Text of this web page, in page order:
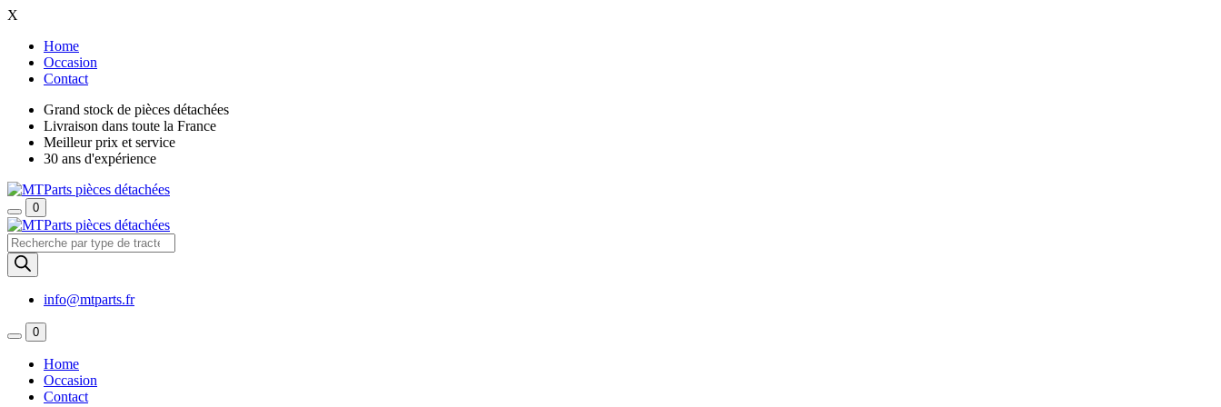
X
Home
Occasion
Contact
Grand stock de pièces détachées
Livraison dans toute la France
Meilleur prix et service
30 ans d'expérience
0
Recherche
de
produits
info@mtparts.fr
0
Home
Occasion
Contact